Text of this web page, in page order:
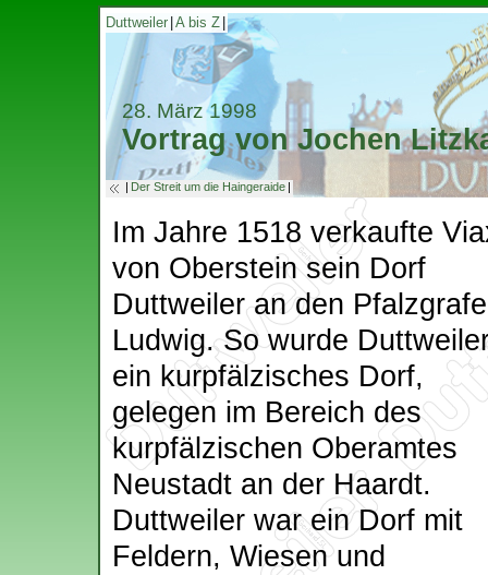
Duttweiler A bis Z
28. März 1998
Vortrag von Jochen
| Der Streit um die Haingeraide |
Im Jahre 1518 verkaufte
von Oberstein sein Dorf
Duttweiler an den
Ludwig. So wurde
ein kurpfälzisches Dorf,
gelegen im Bereich des
kurpfälzischen Oberamtes
Neustadt an der Haardt.
Duttweiler war ein Dorf mit
Feldern, Wiesen und